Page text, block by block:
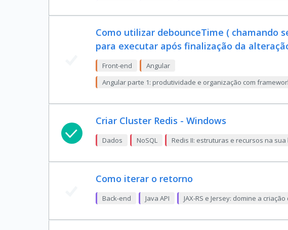
Como utilizar debounceTime ( chamando
para executar após finalização da
Front-end
Angular
Angular parte 1: produtividade e organização com
Criar Cluster Redis - Windows
Dados NoSQL Redis II: estruturas e recursos na sua
Como iterar o retorno
Back-end Java API JAX-RS e Jersey: domine a